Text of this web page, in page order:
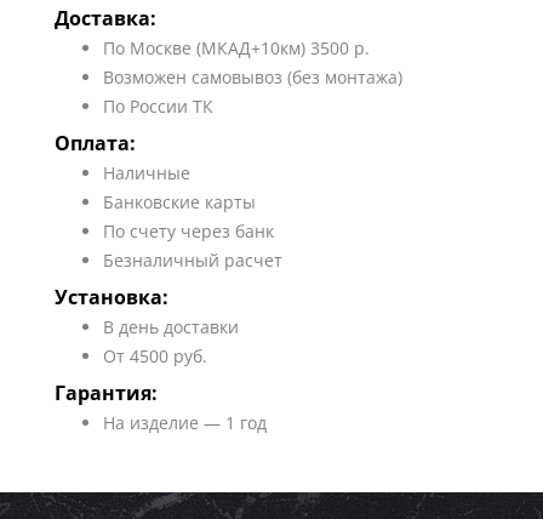
Доставка:
По Москве (МКАД+10км) 3500 р.
Возможен самовывоз (без монтажа)
По России ТК
Оплата:
Наличные
Банковские карты
По счету через банк
Безналичный расчет
Установка:
В день доставки
От 4500 руб.
Гарантия:
На изделие — 1 год